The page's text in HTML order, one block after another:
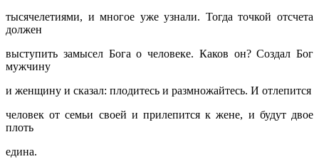
тысячелетиями, и многое уже узнали. Тогда точкой отсчета
должен
выступить замысел Бога о человеке. Каков он? Создал Бог
мужчину
и женщину и сказал: плодитесь и размножайтесь. И отлепится
человек от семьи своей и прилепится к жене, и будут двое
плоть
едина.